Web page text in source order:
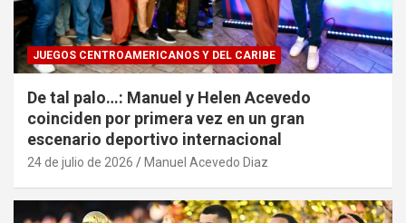
JUEGOS CENTROAMERICANOS Y DEL CARIBE
De tal palo…: Manuel y Helen Acevedo
coinciden por primera vez en un gran
escenario deportivo internacional
24 de julio de 2026 Manuel Acevedo Diaz